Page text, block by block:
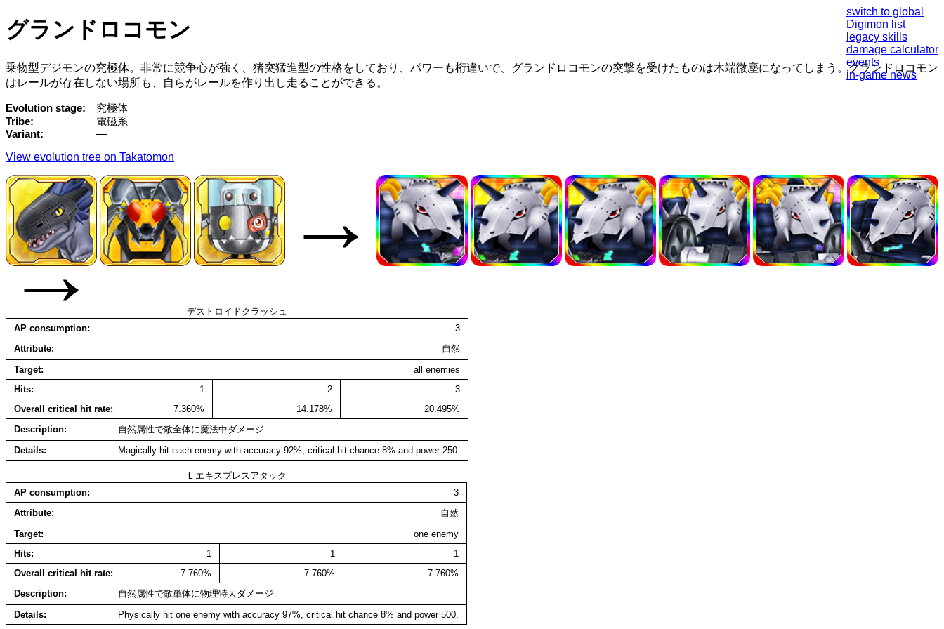
switch to global
Digimon list
legacy skills
damage calculator
events
in-game news
グランドロコモン
乗物型デジモンの究極体。非常に競争心が強く、猪突猛進型の性格をしており、パワーも桁違いで、グランドロコモンの突撃を受けたものは木端微塵になってしまう。グランドロコモン
はレールが存在しない場所も、自らがレールを作り出し走ることができる。
Evolution stage
究極体
Tribe
電磁系
Variant
—
View evolution tree on Takatomon
→
→
デストロイドクラッシュ
AP consumption
3
Attribute
自然
Target
all enemies
Hits
1 2
3
Overall critical hit rate
7.360% 14.178%
20.495%
Description
自然属性で敵全体に魔法中ダメージ
Details
Magically hit each enemy with accuracy 92%, critical hit chance 8% and power 250.
Ｌエキスプレスアタック
AP consumption
3
Attribute
自然
Target
one enemy
Hits
1 1
1
Overall critical hit rate
7.760% 7.760%
7.760%
Description
自然属性で敵単体に物理特大ダメージ
Details
Physically hit one enemy with accuracy 97%, critical hit chance 8% and power 500.